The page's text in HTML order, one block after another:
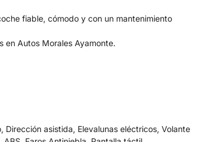
fiable, cómodo y con un mantenimiento
en Autos Morales Ayamonte.
asistida, Elevalunas eléctricos, Volante